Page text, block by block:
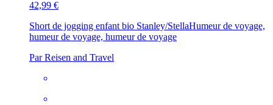
42,99 €
Short de jogging enfant bio Stanley/StellaHumeur de voyage,
humeur de voyage, humeur de voyage
Par Reisen and Travel